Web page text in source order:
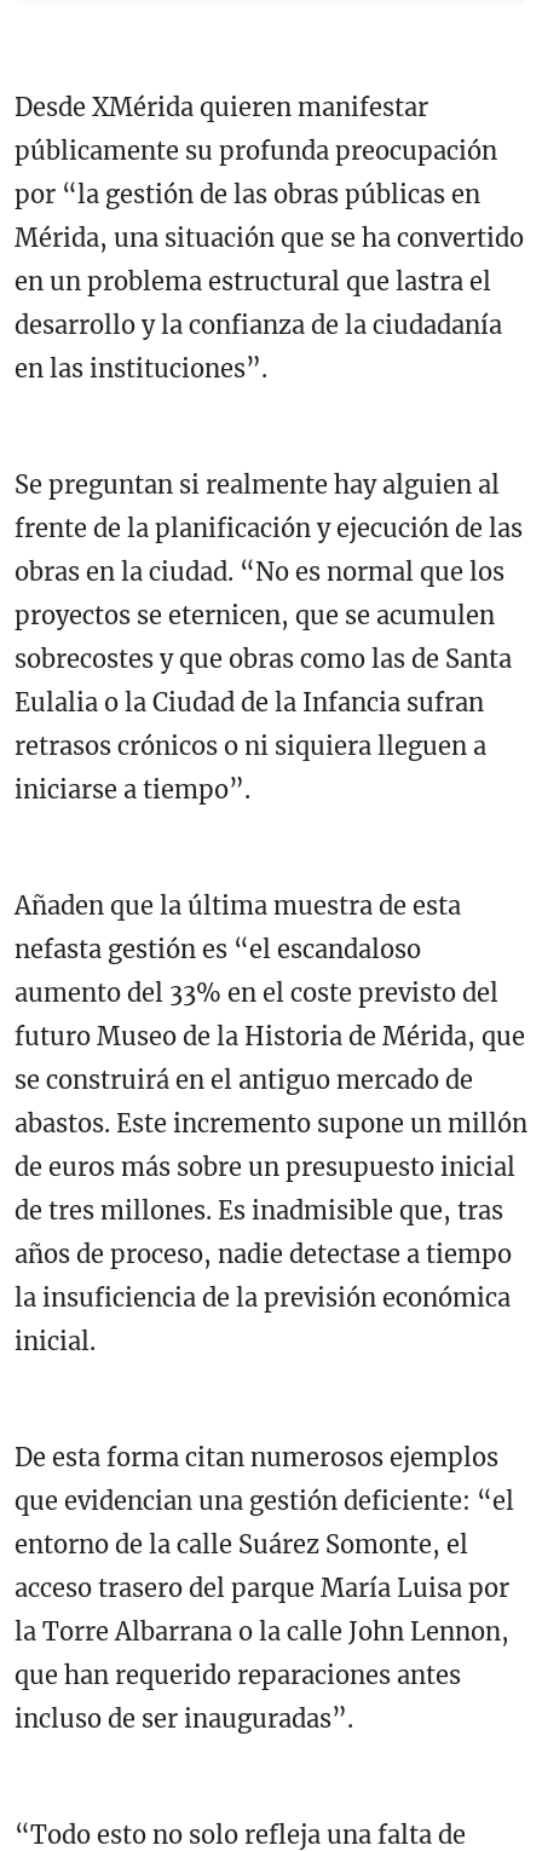
Desde XMérida quieren manifestar
públicamente su profunda preocupación
por “la gestión de las obras públicas en
Mérida, una situación que se ha convertido
en un problema estructural que lastra el
desarrollo y la confianza de la ciudadanía
en las instituciones”.
Se preguntan si realmente hay alguien al
frente de la planificación y ejecución de las
obras en la ciudad. “No es normal que los
proyectos se eternicen, que se acumulen
sobrecostes y que obras como las de Santa
Eulalia o la Ciudad de la Infancia sufran
retrasos crónicos o ni siquiera lleguen a
iniciarse a tiempo”.
Añaden que la última muestra de esta
nefasta gestión es “el escandaloso
aumento del 33% en el coste previsto del
futuro Museo de la Historia de Mérida, que
se construirá en el antiguo mercado de
abastos. Este incremento supone un millón
de euros más sobre un presupuesto inicial
de tres millones. Es inadmisible que, tras
años de proceso, nadie detectase a tiempo
la insuficiencia de la previsión económica
inicial.
De esta forma citan numerosos ejemplos
que evidencian una gestión deficiente: “el
entorno de la calle Suárez Somonte, el
acceso trasero del parque María Luisa por
la Torre Albarrana o la calle John Lennon,
que han requerido reparaciones antes
incluso de ser inauguradas”.
“Todo esto no solo refleja una falta de